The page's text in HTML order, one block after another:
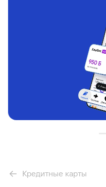
Кредитные карты